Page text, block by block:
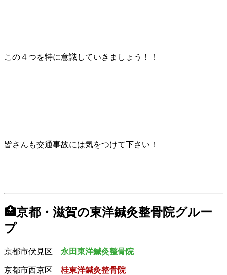
この４つを特に意識していきましょう！！
皆さんも交通事故には気をつけて下さい！
🏥京都・滋賀の東洋鍼灸整骨院グルー
プ
京都市伏見区 永田東洋鍼灸整骨院
京都市西京区 桂東洋鍼灸整骨院